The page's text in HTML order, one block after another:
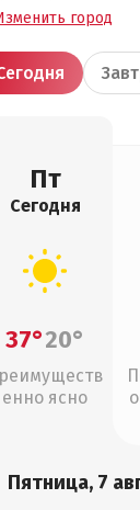
город
Пт
Сегодня
37°20°
енно ясно
Пятница, 7